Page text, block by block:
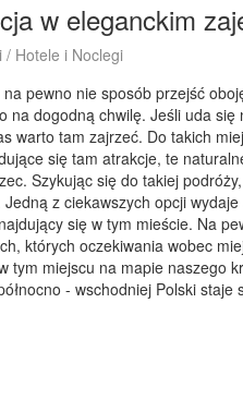
w eleganckim
/ Hotele i Noclegi
pewno nie sposób przejść
na dogodną chwilę. Jeśli uda się
warto tam zajrzeć. Do takich
się tam atrakcje, te
Szykując się do takiej
z ciekawszych opcji
się w tym mieście. Na
których oczekiwania wobec
tym miejscu na mapie naszego
- wschodniej Polski staje